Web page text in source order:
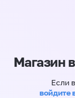
Магазин
Если
войдите